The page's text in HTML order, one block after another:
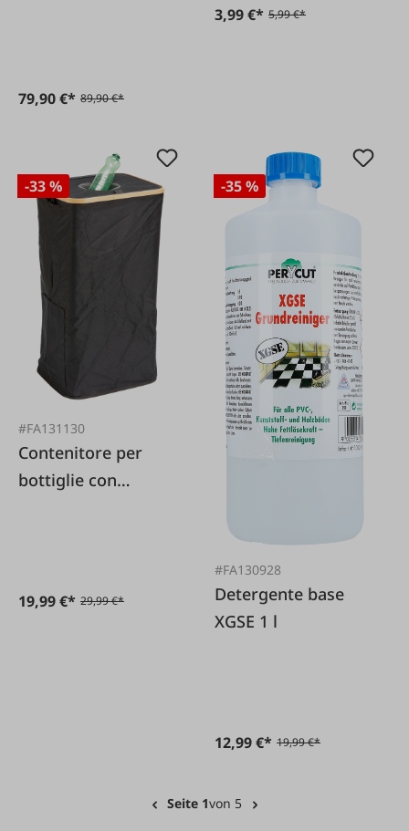
79,90 €* 89,90 €*
3,99 €* 5,99 €*
-33 %
#FA131130
Contenitore per
bottiglie con
19,99 €* 29,99 €*
-35 %
#FA130928
Detergente base
XGSE 1 l
12,99 €* 19,99 €*
Seite 1von 5